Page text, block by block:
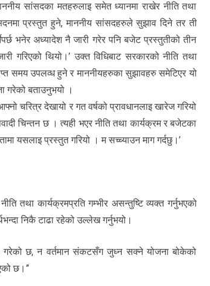
सांसदका मतहरुलाइ समेत ध्यानमा राखेर नीति तथा
प्रस्तुत हुने, माननीय सांसदहरुले सुझाव दिने तर ती
भनेर अध्यादेश नै जारी गरेर पनि बजेट प्रस्तुतीको तीन
गरिएको थियो।’ उक्त विधिबाट सरकारको नीति तथा
समय उपलव्ध हुने र माननीयहरुका सुझावहरु समेटिएर यो
गरेको बताउनुभयो ।
चरित्र देखायो र गत वर्षको प्रावधानलाइ खारेज गरियो
चिन्तन छ । त्यही भएर नीति तथा कार्यक्रम र बजेटका
यसलाइ प्रस्तुत गरियो । म सच्च्याउन माग गर्दछु।’
तथा कार्यक्रमप्रति गम्भीर असन्तुष्टि व्यक्त गर्नुभएको
निकै टाढा रहेको उल्लेख गर्नुभयो।
गरेको छ, न वर्तमान संकटसँग जुध्न सक्ने योजना बोकेको
छ।”